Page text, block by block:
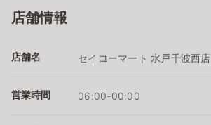
店舗情報
店舗名 セイコーマート 水戸千波西店
営業時間 06:00-00:00